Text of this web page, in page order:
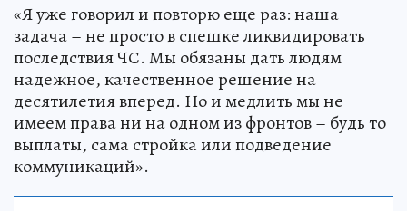
«Я уже говорил и повторю еще раз: наша
задача – не просто в спешке ликвидировать
последствия ЧС. Мы обязаны дать людям
надежное, качественное решение на
десятилетия вперед. Но и медлить мы не
имеем права ни на одном из фронтов – будь то
выплаты, сама стройка или подведение
коммуникаций».